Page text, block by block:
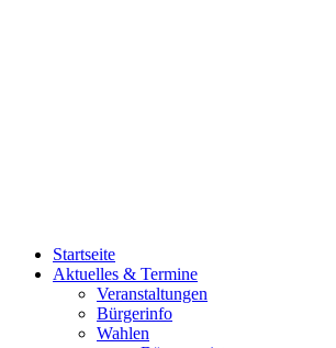
Startseite
Aktuelles & Termine
Veranstaltungen
Bürgerinfo
Wahlen